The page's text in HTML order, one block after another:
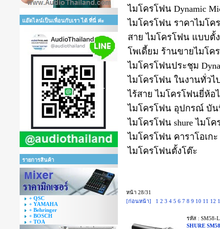
แอ๊ดไลน์เป็นเพื่อนกับเรา ได้ ที่นี่ ค่ะ
รายการสินค้า
+ QSC
+ YAMAHA
+ Behringer
+ BOSCH
+ TOA
ไมโครโฟน Dynamic
ไมโครโฟน ราคาไมโค
สาย ไมโครโฟน แบบตั้
โพเดี้ยม ร้านขายไมโค
ไมโครโฟนประชุม
ไมโครโฟน ในงานทั่ว
ไร้สาย ไมโครโฟนยี่ห้อไ
ไมโครโฟน อุปกรณ์ บัน
ไมโครโฟน shure ไมโ
ไมโครโฟน คาราโอเก
ไมโครโฟนตั้งโต๊ะ
หน้า 28/31
[ก่อนหน้า]
1 2 3 4 5 6 7 8 9 10 11 12
รหัส : SM58-
SHURE